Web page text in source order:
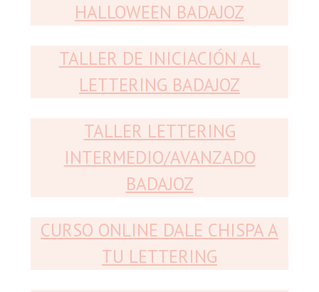
HALLOWEEN BADAJOZ
TALLER DE INICIACIÓN AL
LETTERING BADAJOZ
TALLER LETTERING
INTERMEDIO/AVANZADO
BADAJOZ
CURSO ONLINE DALE CHISPA A
TU LETTERING